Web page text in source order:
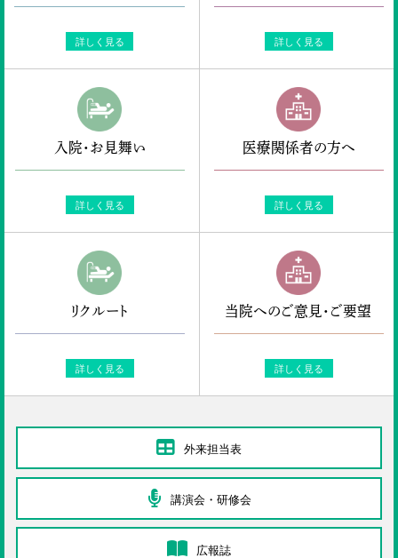
詳しく見る 詳しく見る
入院・お見舞い
詳しく見る
医療関係者の方へ
詳しく見る
リクルート
詳しく見る
当院へのご意見・ご要望
詳しく見る
外来担当表
講演会・研修会
広報誌